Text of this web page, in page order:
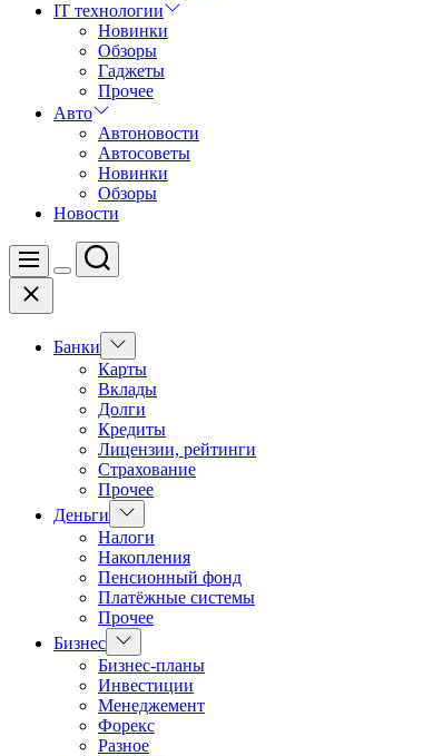
IT технологии
Новинки
Обзоры
Гаджеты
Прочее
Авто
Автоновости
Автосоветы
Новинки
Обзоры
Новости
Меню
Цвет
Поиск
Закрыть
Банки
Показать
подменю
Карты
Вклады
Долги
Кредиты
Лицензии, рейтинги
Страхование
Прочее
Деньги
Показать
подменю
Налоги
Накопления
Пенсионный фонд
Платёжные системы
Прочее
Бизнес Показать
подменю
Бизнес-планы
Инвестиции
Менеджемент
Форекс
Разное